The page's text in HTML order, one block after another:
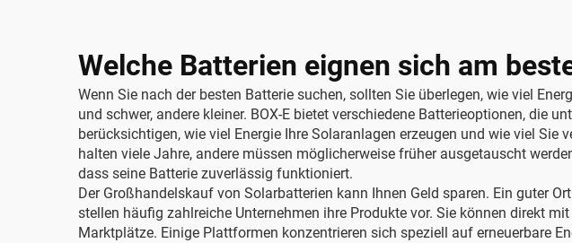
Welche Batterien eignen sich am
Wenn Sie nach der besten Batterie suchen, sollten Sie überlegen, wie viel
und schwer, andere kleiner. BOX-E bietet verschiedene Batterieoptionen, die
berücksichtigen, wie viel Energie Ihre Solaranlagen erzeugen und wie viel
halten viele Jahre, andere müssen möglicherweise früher ausgetauscht
dass seine Batterie zuverlässig funktioniert.
Der Großhandelskauf von Solarbatterien kann Ihnen Geld sparen. Ein guter
stellen häufig zahlreiche Unternehmen ihre Produkte vor. Sie können direkt
Marktplätze. Einige Plattformen konzentrieren sich speziell auf erneuerbare